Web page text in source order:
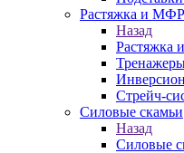
Растяжка и МФР
Назад
Растяжка
Стрейч-
Силовые скамьи
Назад
Силовые